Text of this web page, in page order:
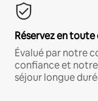
Réservez en
Évalué par notre
confiance et
séjour longue